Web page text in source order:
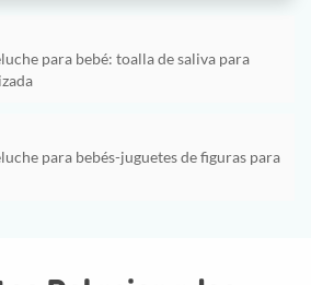
para bebé: toalla de saliva para
para bebés-juguetes de figuras para